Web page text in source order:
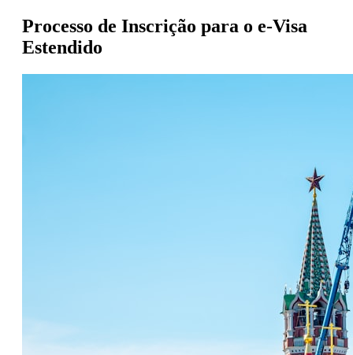
Processo de Inscrição para o e-Visa
Estendido